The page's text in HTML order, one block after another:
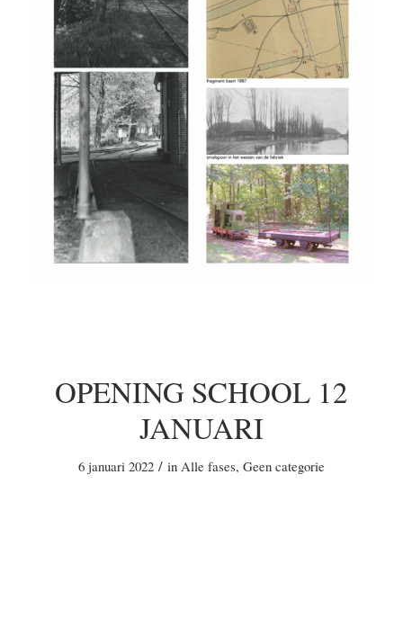
OPENING SCHOOL 12
JANUARI
6 januari 2022 / in Alle fases, Geen categorie